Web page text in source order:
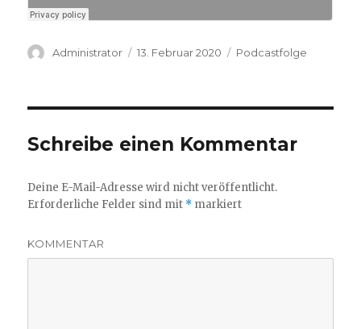
Autor
Administrator
Veröffentlicht
13. Februar 2020 Kategorien
Podcastfolge
Schreibe einen Kommentar
Deine E-Mail-Adresse wird nicht veröffentlicht.
Erforderliche Felder sind mit * markiert
KOMMENTAR